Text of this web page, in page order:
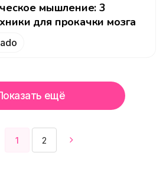
мышление: 3
для прокачки мозга
1 2
ещё